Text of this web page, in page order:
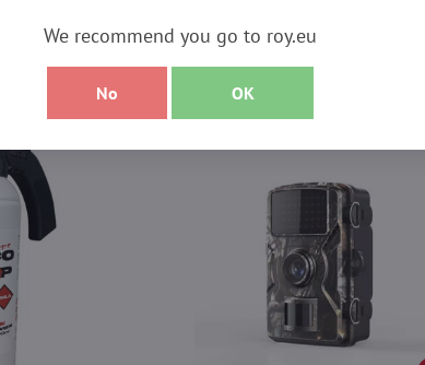
We recommend you go to roy.eu
No OK